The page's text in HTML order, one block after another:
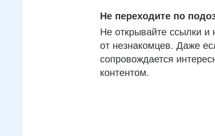
Не переходите по
Не открывайте ссылки и
от незнакомцев. Даже
сопровождается
контентом.